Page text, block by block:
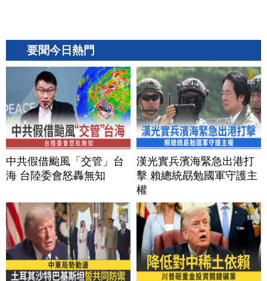
要聞今日熱門
中共假借颱風「交管」台
海 台陸委會怒轟無知
漢光實兵濱海緊急出港打
擊 賴總統勗勉國軍守護主
權